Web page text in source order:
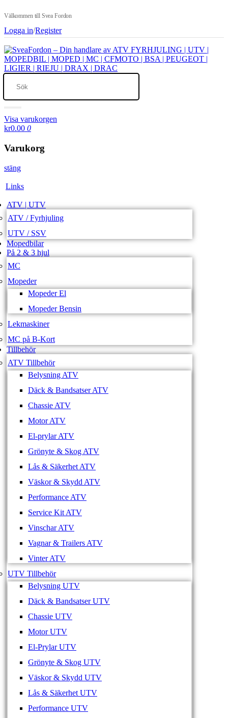
Välkommen till Svea Fordon
Logga in/Register
Visa varukorgen
kr0.00 0
Varukorg
stäng
Links
ATV | UTV
ATV / Fyrhjuling
UTV / SSV
Mopedbilar
På 2 & 3 hjul
MC
Mopeder
Mopeder El
Mopeder Bensin
Lekmaskiner
MC på B-Kort
Tillbehör
ATV Tillbehör
Belysning ATV
Däck & Bandsatser ATV
Chassie ATV
Motor ATV
El-prylar ATV
Grönyte & Skog ATV
Lås & Säkerhet ATV
Väskor & Skydd ATV
Performance ATV
Service Kit ATV
Vinschar ATV
Vagnar & Trailers ATV
Vinter ATV
UTV Tillbehör
Belysning UTV
Däck & Bandsatser UTV
Chassie UTV
Motor UTV
El-Prylar UTV
Grönyte & Skog UTV
Väskor & Skydd UTV
Lås & Säkerhet UTV
Performance UTV